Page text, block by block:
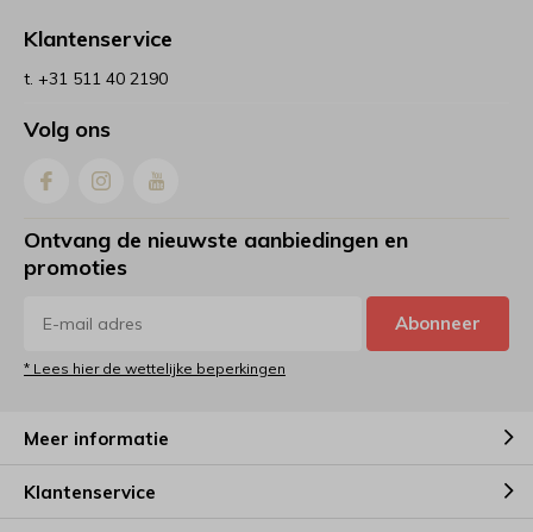
Klantenservice
t. +31 511 40 2190
Volg ons
Ontvang de nieuwste aanbiedingen en
promoties
Abonneer
* Lees hier de wettelijke beperkingen
Meer informatie
Klantenservice